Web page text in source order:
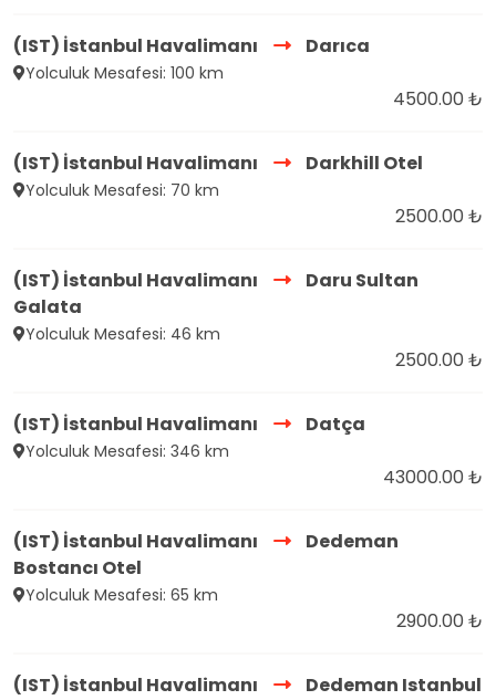
(IST) İstanbul Havalimanı Darıca
Yolculuk Mesafesi: 100 km
4500.00 ₺
(IST) İstanbul Havalimanı Darkhill Otel
Yolculuk Mesafesi: 70 km
2500.00 ₺
(IST) İstanbul Havalimanı
Daru Sultan
Galata
Yolculuk Mesafesi: 46 km
2500.00 ₺
(IST) İstanbul Havalimanı Datça
Yolculuk Mesafesi: 346 km
43000.00 ₺
(IST) İstanbul Havalimanı
Dedeman
Bostancı Otel
Yolculuk Mesafesi: 65 km
2900.00 ₺
(IST) İstanbul Havalimanı Dedeman Istanbul